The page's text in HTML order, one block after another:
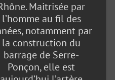
Maitrisée par
l’homme au fil des
notamment par
la construction du
barrage de Serre-
Ponçon, elle est